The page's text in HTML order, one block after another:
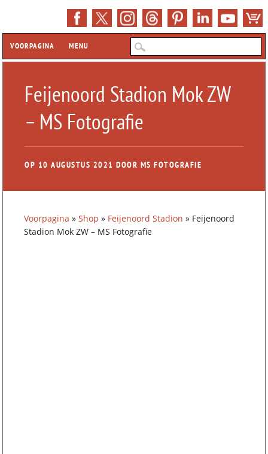
Hoofdmenu
VOORPAGINA MENU
Feijenoord Stadion Mok ZW
– MS Fotografie
OP 10 AUGUSTUS 2021 DOOR MS FOTOGRAFIE
Voorpagina »Shop » Feijenoord Stadion » Feijenoord
Stadion Mok ZW – MS Fotografie